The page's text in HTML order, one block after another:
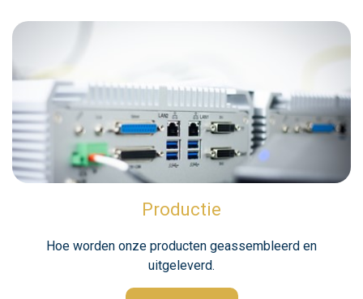
Productie
Hoe worden onze producten geassembleerd en
uitgeleverd.